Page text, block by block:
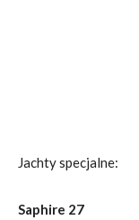
Jachty specjalne:
Saphire 27